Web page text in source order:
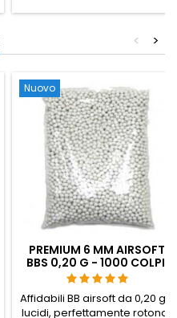
una maggiore gittata, una
rinculo più netto. Bottiglia da 1
L.
>
<
Nuovo
PREMIUM 6 MM AIRSOFT
BBS 0,20 G - 1000 COLPI,
NO-JAM, TIRO DRITTO
Affidabili BB airsoft da 0,20 g -
lucidi, perfettamente rotondi,